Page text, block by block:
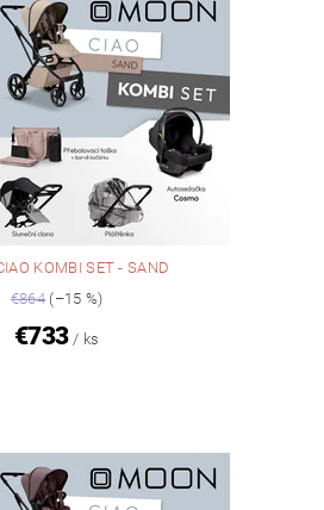
KOMBI SET - SAND
€864 (–15 %)
€733 / ks